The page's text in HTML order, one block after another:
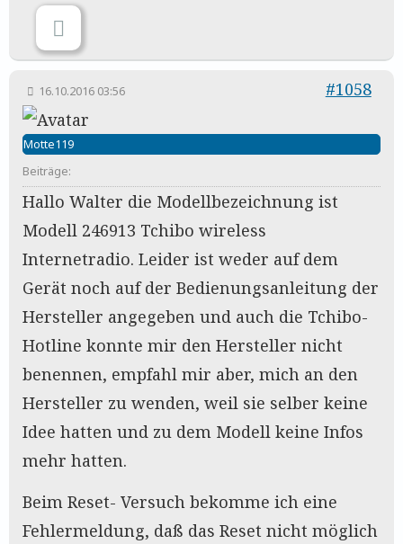
16.10.2016 03:56 #1058
Motte119
Beiträge:
Hallo Walter die Modellbezeichnung ist
Modell 246913 Tchibo wireless
Internetradio. Leider ist weder auf dem
Gerät noch auf der Bedienungsanleitung der
Hersteller angegeben und auch die Tchibo-
Hotline konnte mir den Hersteller nicht
benennen, empfahl mir aber, mich an den
Hersteller zu wenden, weil sie selber keine
Idee hatten und zu dem Modell keine Infos
mehr hatten.
Beim Reset- Versuch bekomme ich eine
Fehlermeldung, daß das Reset nicht möglich